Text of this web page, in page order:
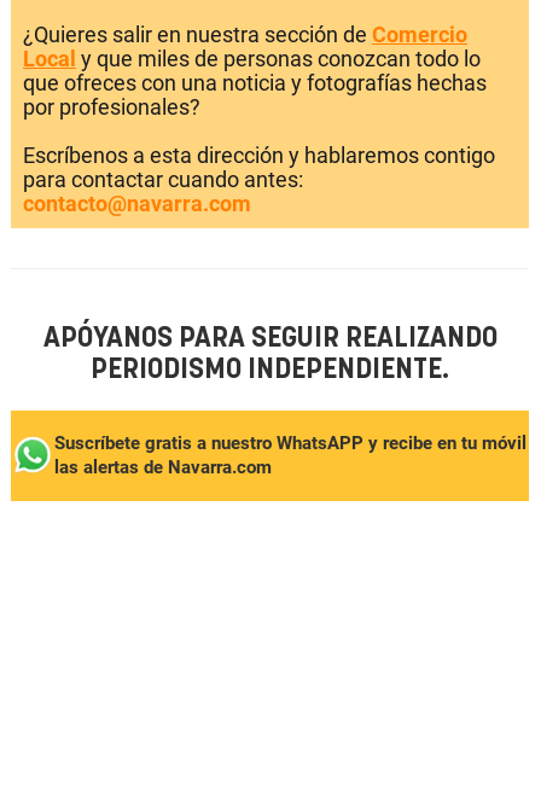
¿Quieres salir en nuestra sección de Comercio
Local y que miles de personas conozcan todo lo
que ofreces con una noticia y fotografías hechas
por profesionales?
Escríbenos a esta dirección y hablaremos contigo
para contactar cuando antes:
contacto@navarra.com
APÓYANOS PARA SEGUIR REALIZANDO
PERIODISMO INDEPENDIENTE.
Suscríbete gratis a nuestro WhatsAPP y recibe en tu móvil
las alertas de Navarra.com